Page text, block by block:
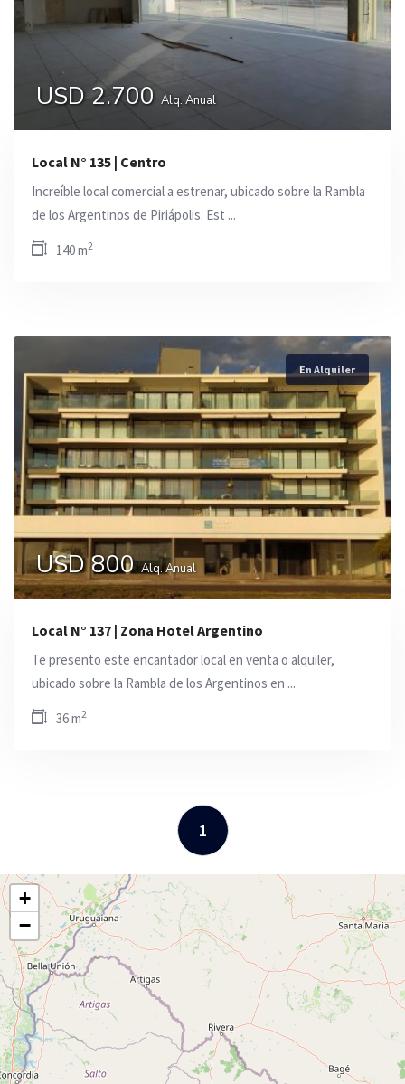
USD 2.700 Alq. Anual
Local N° 135 | Centro
Increíble local comercial a estrenar, ubicado sobre la Rambla
de los Argentinos de Piriápolis. Est ...
140 m2
En Alquiler
USD 800Alq. Anual
Local N° 137 | Zona Hotel Argentino
Te presento este encantador local en venta o alquiler,
ubicado sobre la Rambla de los Argentinos en ...
36 m2
1
+
−